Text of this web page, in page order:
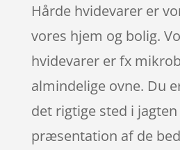
Hårde hvidevarer er
vores hjem og bolig.
hvidevarer er fx
almindelige ovne. Du
det rigtige sted i
præsentation af de